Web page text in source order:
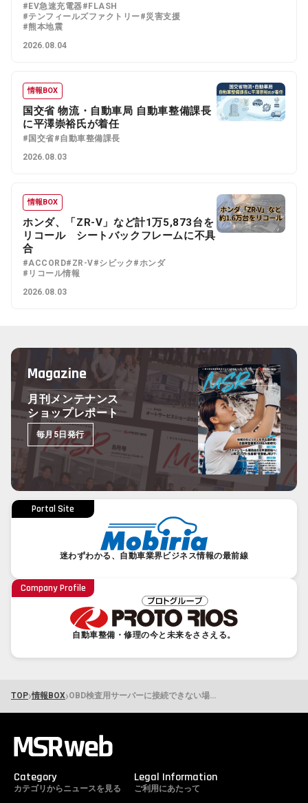
#EV急速充電器#FLASH
#テンフィールズファクトリー#災害支援
#熊本地震
2026.08.04
情報BOX
国交省 物流・自動車局 自動車整備課長
に平澤崇裕氏が着任
#国交省#自動車整備課長
2026.08.03
情報BOX
ホンダ、「ZR-V」など計1万5,873台を
リコール シートバックフレームに不具
合
#ACCORD#ZR-V#シビック#ホンダ
#リコール情報
2026.08.03
Magazine
月刊メンテナンス
ショップレポート
毎月5日発行
Portal Site
迷わずわかる、自動車業界ビジネス情報の最前線
Company Profile
自動車整備・修理の今と未来をささえる。
TOP›情報BOX› OBD検査用サーバーに接続できない場合でも「適合」と判断できる 指定整備事業者が知るべき特例措置の全容
Category
カテゴリからニュースを見る
Legal Information
ご利用にあたって